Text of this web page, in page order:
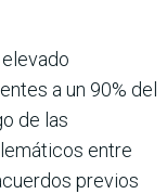
a un 90% del
de las
entre
previos